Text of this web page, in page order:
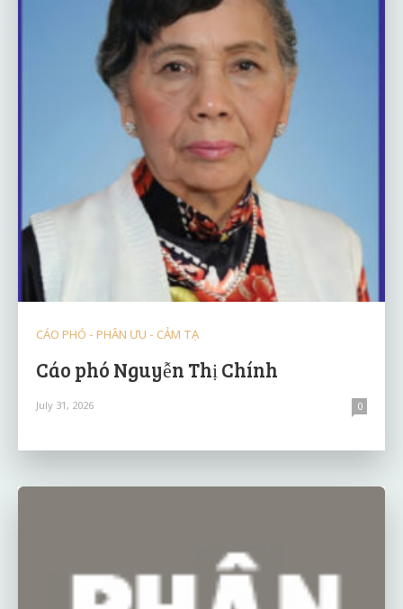
CÁO PHÓ - PHÂN ƯU - CẢM TẠ
Cáo phó Nguyễn Thị Chính
July 31, 2026 0